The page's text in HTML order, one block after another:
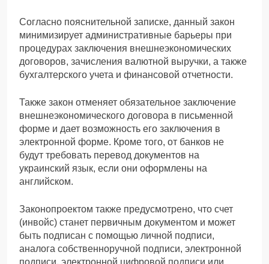
Согласно пояснительной записке, данный закон
минимизирует административные барьеры при
процедурах заключения внешнеэкономических
договоров, зачисления валютной выручки, а также
бухгалтерского учета и финансовой отчетности.
Также закон отменяет обязательное заключение
внешнеэкономического договора в письменной
форме и дает возможность его заключения в
электронной форме. Кроме того, от банков не
будут требовать перевод документов на
украинский язык, если они оформлены на
английском.
Законопроектом также предусмотрено, что счет
(инвойс) станет первичным документом и может
быть подписан с помощью личной подписи,
аналога собственноручной подписи, электронной
подписи, электронной цифровой подписи или